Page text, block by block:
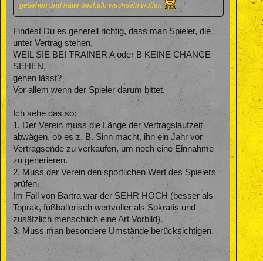
gesehen und hätte deshalb wechseln wollen.
Findest Du es generell richtig, dass man Spieler, die
unter Vertrag stehen,
WEIL SIE BEI TRAINER A oder B KEINE CHANCE
SEHEN,
gehen lässt?
Vor allem wenn der Spieler darum bittet.
Ich sehe das so:
1. Der Verein muss die Länge der Vertragslaufzeit
abwägen, ob es z. B. Sinn macht, ihn ein Jahr vor
Vertragsende zu verkaufen, um noch eine Einnahme
zu generieren.
2. Muss der Verein den sportlichen Wert des Spielers
prüfen.
Im Fall von Bartra war der SEHR HOCH (besser als
Toprak, fußballerisch wertvoller als Sokratis und
zusätzlich menschlich eine Art Vorbild).
3. Muss man besondere Umstände berücksichtigen.